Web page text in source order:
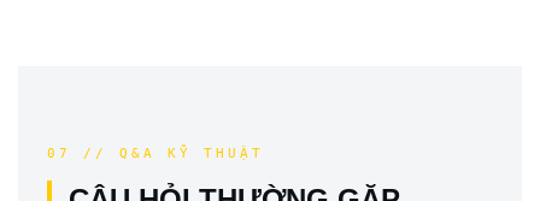
07 // Q&A KỸ THUẬT